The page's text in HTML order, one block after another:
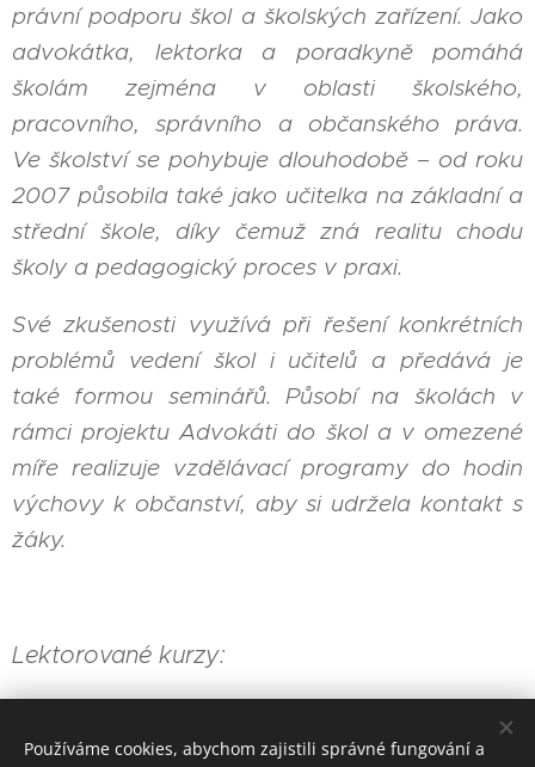
právní podporu škol a školských zařízení. Jako
advokátka, lektorka a poradkyně pomáhá
školám zejména v oblasti školského,
pracovního, správního a občanského práva.
Ve školství se pohybuje dlouhodobě – od roku
2007 působila také jako učitelka na základní a
střední škole, díky čemuž zná realitu chodu
školy a pedagogický proces v praxi.
Své zkušenosti využívá při řešení konkrétních
problémů vedení škol i učitelů a předává je
také formou seminářů. Působí na školách v
rámci projektu Advokáti do škol a v omezené
míře realizuje vzdělávací programy do hodin
výchovy k občanství, aby si udržela kontakt s
žáky.
Lektorované kurzy:
Používáme cookies, abychom zajistili správné fungování a